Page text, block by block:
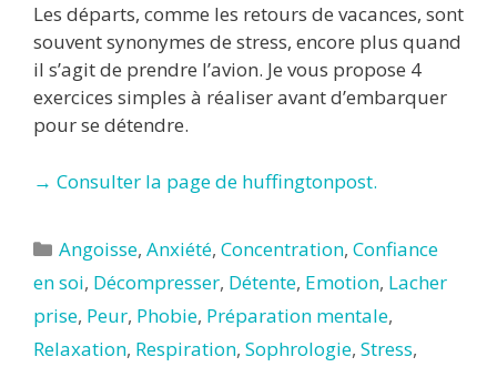
Les départs, comme les retours de vacances, sont
souvent synonymes de stress, encore plus quand
il s’agit de prendre l’avion. Je vous propose 4
exercices simples à réaliser avant d’embarquer
pour se détendre.
→ Consulter la page de huffingtonpost.
Catégories
Angoisse,Anxiété,Concentration,Confiance
en soi, Décompresser, Détente, Emotion, Lacher
prise, Peur, Phobie, Préparation mentale,
Relaxation, Respiration, Sophrologie, Stress,